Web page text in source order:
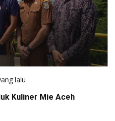
lalu
Kuliner Mie Aceh